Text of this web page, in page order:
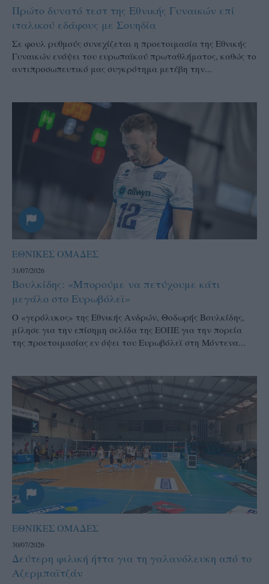
Πρώτο δυνατό τεστ της Εθνικής Γυναικών επί
ιταλικού εδάφους με Σουηδία
Σε φουλ ρυθμούς συνεχίζεται η προετοιμασία της Εθνικής
Γυναικών ενόψει του ευρωπαϊκού πρωταθλήματος, καθώς το
αντιπροσωπευτικό μας συγκρότημα μετέβη την...
ΕΘΝΙΚΕΣ ΟΜΑΔΕΣ
31/07/2026
Βουλκίδης: «Μπορούμε να πετύχουμε κάτι
μεγάλο στο Ευρωβόλεϊ»
Ο «γερόλυκος» της Εθνικής Ανδρών, Θοδωρής Βουλκίδης,
μίλησε για την επίσημη σελίδα της ΕΟΠΕ για την πορεία
της προετοιμασίας εν όψει του Ευρωβόλεϊ στη Μόντενα...
ΕΘΝΙΚΕΣ ΟΜΑΔΕΣ
30/07/2026
Δεύτερη φιλική ήττα για τη γαλανόλευκη από το
Αζερμπαϊτζάν